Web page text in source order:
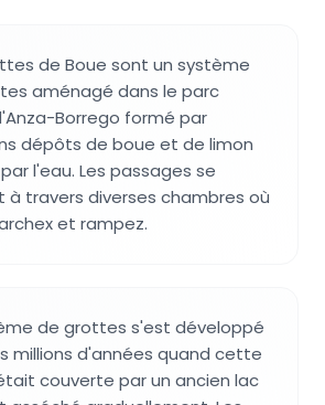
de Boue sont un système
aménagé dans le parc
Borrego formé par
dépôts de boue et de limon
l'eau. Les passages se
à travers diverses chambres où
et rampez.
de grottes s'est développé
millions d'années quand cette
couverte par un ancien lac